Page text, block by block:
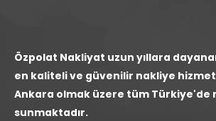
Özpolat Nakliyat uzun yıllara
en kaliteli ve güvenilir nakliye
Ankara olmak üzere tüm Türkiye'de
sunmaktadır.